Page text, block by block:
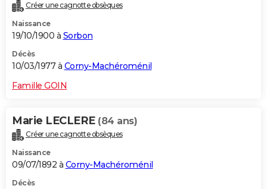
Créer une cagnotte obsèques
Naissance
19/10/1900 à Sorbon
Décès
10/03/1977 à Corny-Machéroménil
Famille GOIN
Marie LECLERE (84 ans)
Créer une cagnotte obsèques
Naissance
09/07/1892 à Corny-Machéroménil
Décès